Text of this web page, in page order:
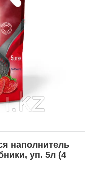
наполнитель
уп. 5л (4